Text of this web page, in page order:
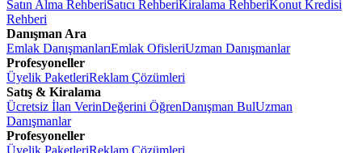
Satın Alma RehberiSatıcı RehberiKiralama RehberiKonut Kredisi
Rehberi
Danışman Ara
Emlak DanışmanlarıEmlak OfisleriUzman Danışmanlar
Profesyoneller
Üyelik PaketleriReklam Çözümleri
Satış & Kiralama
Ücretsiz İlan VerinDeğerini ÖğrenDanışman BulUzman
Danışmanlar
Profesyoneller
Üyelik PaketleriReklam Çözümleri